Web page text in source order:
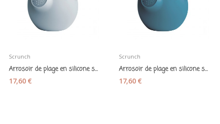
Scrunch
Arrosoir de plage en silicone souple "Scrunch...
17,60 €
Scrunch
Arrosoir de plage en silicone souple "Scrunch...
17,60 €